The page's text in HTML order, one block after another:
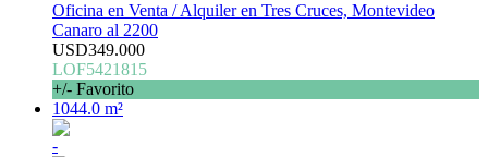
Oficina en Venta / Alquiler en Tres Cruces, Montevideo
Canaro al 2200
USD349.000
LOF5421815
+/- Favorito
1044.0 m²
-